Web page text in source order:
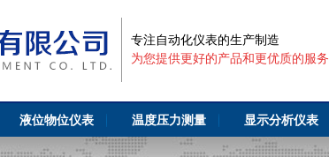
专注自动化仪表的生产制造
为您提供更好的产品和更优质的服务
液位物位仪表 温度压力测量 显示分析仪表